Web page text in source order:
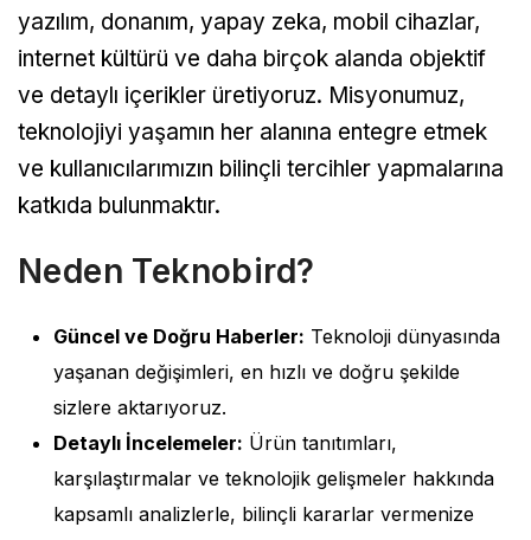
yazılım, donanım, yapay zeka, mobil cihazlar,
internet kültürü ve daha birçok alanda objektif
ve detaylı içerikler üretiyoruz. Misyonumuz,
teknolojiyi yaşamın her alanına entegre etmek
ve kullanıcılarımızın bilinçli tercihler yapmalarına
katkıda bulunmaktır.
Neden Teknobird?
Güncel ve Doğru Haberler: Teknoloji dünyasında
yaşanan değişimleri, en hızlı ve doğru şekilde
sizlere aktarıyoruz.
Detaylı İncelemeler: Ürün tanıtımları,
karşılaştırmalar ve teknolojik gelişmeler hakkında
kapsamlı analizlerle, bilinçli kararlar vermenize